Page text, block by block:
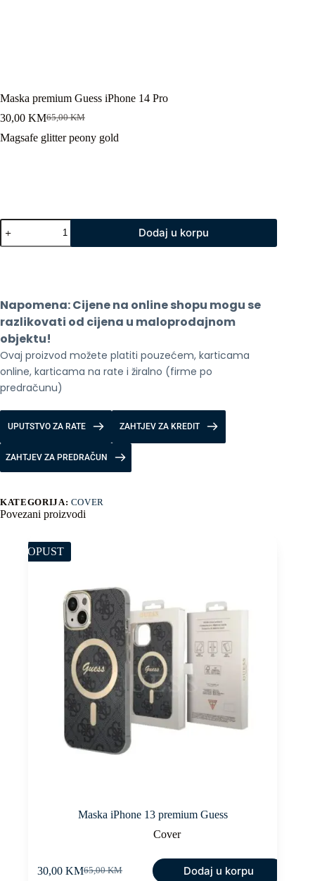
Maska premium Guess iPhone 14 Pro
65,00KM
Original
price
30,00 KMCurrent
price
Magsafe glitter peony gold
Maska
premium
Guess
Dodaj u korpu
Napomena: Cijene na online shopu mogu se
razlikovati od cijena u maloprodajnom
objektu!
Ovaj proizvod možete platiti pouzećem, karticama
online, karticama na rate i žiralno (firme po
predračunu)
UPUTSTVO ZA RATE ZAHTJEV ZA KREDIT
ZAHTJEV ZA PREDRAČUN
KATEGORIJA: COVER
Povezani proizvodi
POPUST
Maska iPhone 13 premium Guess
Cover
65,00KM
Original
30,00KMCurrent Dodaj u korpu